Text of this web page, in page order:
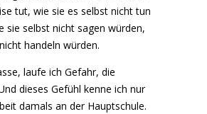
tut, wie sie es selbst nicht tun
sie selbst nicht sagen würden,
handeln würden.
laufe ich Gefahr, die
dieses Gefühl kenne ich nur
damals an der Hauptschule.